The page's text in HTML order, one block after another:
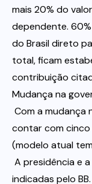
mais 20% do
dependente.
do Brasil direto
total, ficam
contribuição
Mudança na
 Com a
contar com cinco
(modelo atual
 A presidência e
indicadas pelo